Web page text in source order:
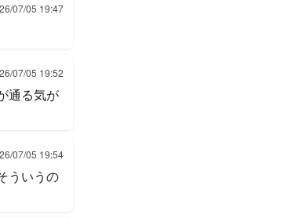
07/05 19:47
07/05 19:52
通る気が
07/05 19:54
ういうの